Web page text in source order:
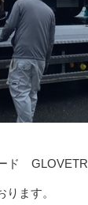
ド
ます。